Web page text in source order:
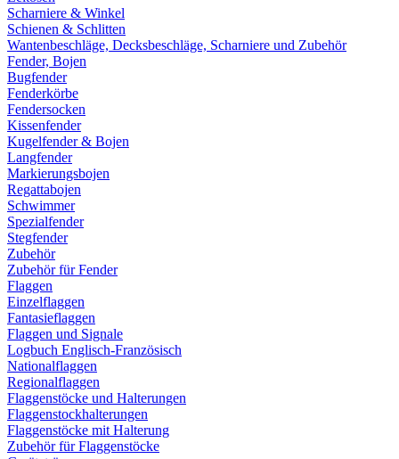
Scharniere & Winkel
Schienen & Schlitten
Wantenbeschläge, Decksbeschläge, Scharniere und Zubehör
Fender, Bojen
Bugfender
Fenderkörbe
Fendersocken
Kissenfender
Kugelfender & Bojen
Langfender
Markierungsbojen
Regattabojen
Schwimmer
Spezialfender
Stegfender
Zubehör
Zubehör für Fender
Flaggen
Einzelflaggen
Fantasieflaggen
Flaggen und Signale
Logbuch Englisch-Französisch
Nationalflaggen
Regionalflaggen
Flaggenstöcke und Halterungen
Flaggenstockhalterungen
Flaggenstöcke mit Halterung
Zubehör für Flaggenstöcke